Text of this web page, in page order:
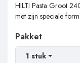
HILTI Pasta Groot
met zijn speciale
Pakket
1 stuk